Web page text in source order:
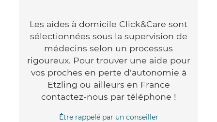
Les aides à domicile Click&Care sont
sélectionnées sous la supervision de
médecins selon un processus
rigoureux. Pour trouver une aide pour
vos proches en perte d'autonomie à
Etzling ou ailleurs en France
contactez-nous par téléphone !
Être rappelé par un conseiller